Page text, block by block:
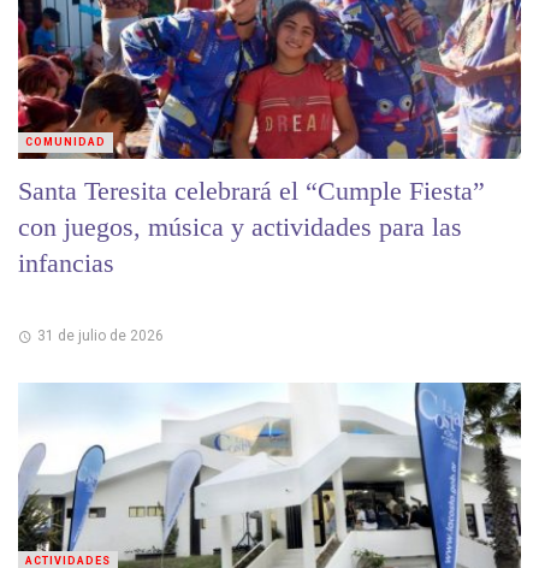
Santa Teresita celebrará el “Cumple Fiesta”
con juegos, música y actividades para las
infancias
31 de julio de 2026
COMUNIDAD
ACTIVIDADES